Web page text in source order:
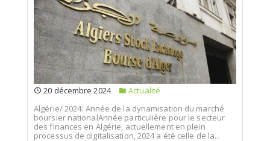
20 décembre 2024
Actualité
Algérie/ 2024: Année de la dynamisation du marché
boursier nationalAnnée particulière pour le secteur
des finances en Algérie, actuellement en plein
processus de digitalisation, 2024 a été celle de la...